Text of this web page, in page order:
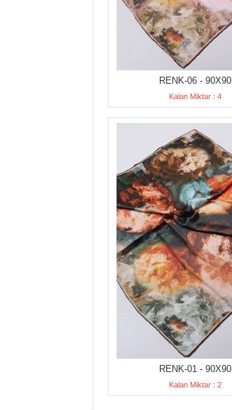
RENK-06 - 90X90
Kalan Miktar : 4
RENK-01 - 90X90
Kalan Miktar : 2